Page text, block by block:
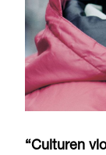
“Culturen